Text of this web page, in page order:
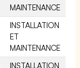
MAINTENANCE
INSTALLATION
ET
MAINTENANCE
INSTALLATION